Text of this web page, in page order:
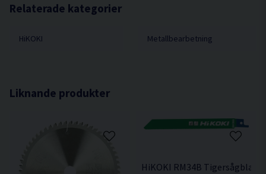
Relaterade kategorier
HiKOKI Metallbearbetning
Liknande produkter
HiKOKI RM34B Tigersågblad